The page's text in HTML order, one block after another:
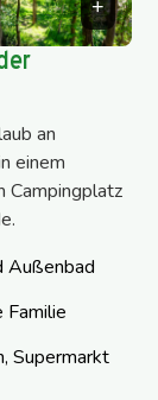
an
einem
Campingplatz
Außenbad
Familie
Supermarkt